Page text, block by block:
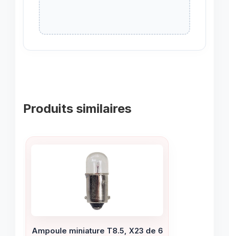
Produits similaires
Ampoule miniature T8.5, X23 de 6